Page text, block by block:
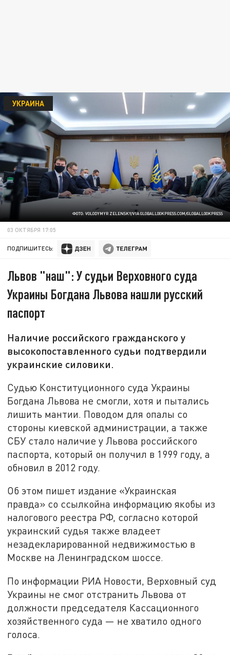
ФОТО: VOLODYMYR ZELENSKY/VIA GLOBALLOOKPRESS.COM/GLOBALLOOKPRESS
УКРАИНА
03 ОКТЯБРЯ 17:05
ПОДПИШИТЕСЬ:
Львов "наш": У судьи Верховного суда
Украины Богдана Львова нашли русский
паспорт
Наличие российского гражданского у
высокопоставленного судьи подтвердили
украинские силовики.
Судью Конституционного суда Украины
Богдана Львова не смогли, хотя и пытались
лишить мантии. Поводом для опалы со
стороны киевской администрации, а также
СБУ стало наличие у Львова российского
паспорта, который он получил в 1999 году, а
обновил в 2012 году.
Об этом пишет издание «Украинская
правда» со ссылкойна информацию якобы из
налогового реестра РФ, согласно которой
украинский судья также владеет
незадекларированной недвижимостью в
Москве на Ленинградском шоссе.
По информации РИА Новости, Верховный суд
Украины не смог отстранить Львова от
должности председателя Кассационного
хозяйственного суда — не хватило одного
голоса.